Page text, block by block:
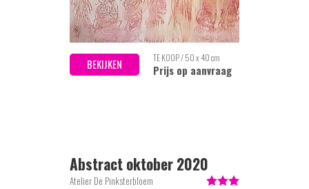
BEKIJKEN TE KOOP / 50 x 40 cm
Prijs op aanvraag
Abstract oktober 2020
Atelier De Pinksterbloem